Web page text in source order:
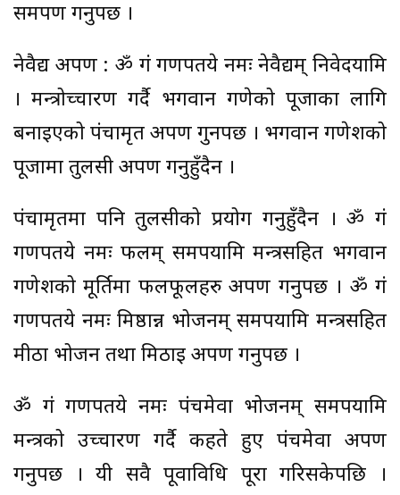
समर्पण गर्नुपर्छ ।
नेवैद्य अर्पण : ॐ गं गणपतये नमः नेवैद्यम् निवेदयामि
। मन्त्रोच्चारण गर्दै भगवान गणेको पूजाका लागि
बनाइएको पंचामृत अर्पण गुर्नपर्छ । भगवान गणेशको
पूजामा तुलसी अर्पण गर्नुहुँदैन ।
पंचामृतमा पनि तुलसीको प्रयोग गर्नुहुँदैन । ॐ गं
गणपतये नमः फलम् समर्पयामि मन्त्रसहित भगवान
गणेशको मूर्तिमा फलफूलहरु अर्पण गर्नुपर्छ । ॐ गं
गणपतये नमः मिष्ठान्न भोजनम् समर्पयामि मन्त्रसहित
मीठा भोजन तथा मिठाई अर्पण गर्नुपर्छ ।
ॐ गं गणपतये नमः पंचमेवा भोजनम् समर्पयामि
मन्त्रको उच्चारण गर्दै कहते हुए पंचमेवा अर्पण
गर्नुपर्छ । यी सवै पूवाविधि पूरा गरिसकेपछि ।